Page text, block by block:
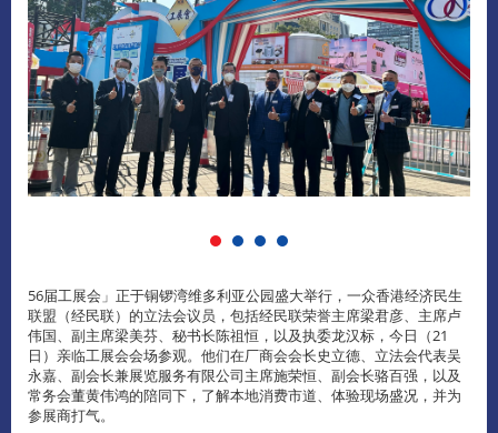
56届工展会」正于铜锣湾维多利亚公园盛大举行，一众香港经济民生
联盟（经民联）的立法会议员，包括经民联荣誉主席梁君彦、主席卢
伟国、副主席梁美芬、秘书长陈祖恒，以及执委龙汉标，今日（21
日）亲临工展会会场参观。他们在厂商会会长史立德、立法会代表吴
永嘉、副会长兼展览服务有限公司主席施荣恒、副会长骆百强，以及
常务会董黄伟鸿的陪同下，了解本地消费市道、体验现场盛况，并为
参展商打气。